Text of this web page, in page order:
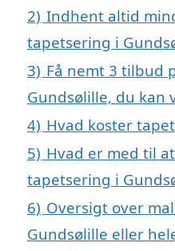
2) Indhent altid
tapetsering i
3) Få nemt 3 tilbud
Gundsølille, du kan
4) Hvad koster
5) Hvad er med til
tapetsering i
6) Oversigt over
Gundsølille eller